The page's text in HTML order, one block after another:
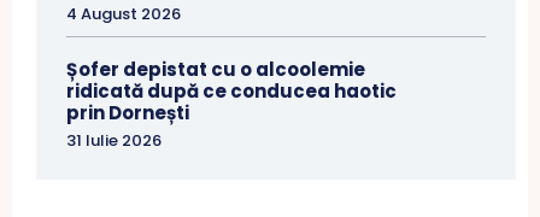
4 August 2026
Șofer depistat cu o alcoolemie
ridicată după ce conducea haotic
prin Dornești
31 Iulie 2026